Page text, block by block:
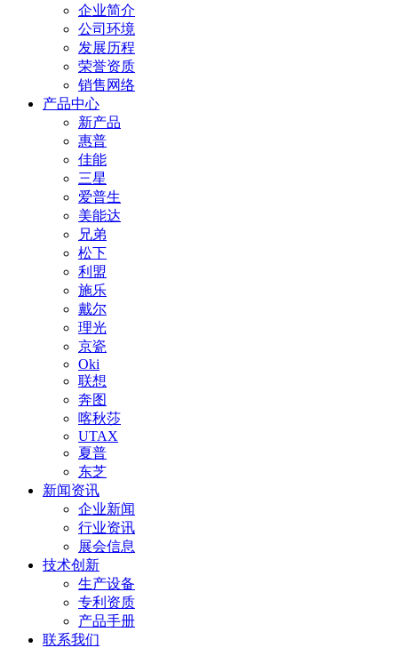
企业简介
公司环境
发展历程
荣誉资质
销售网络
产品中心
新产品
惠普
佳能
三星
爱普生
美能达
兄弟
松下
利盟
施乐
戴尔
理光
京瓷
Oki
联想
奔图
喀秋莎
UTAX
夏普
东芝
新闻资讯
企业新闻
行业资讯
展会信息
技术创新
生产设备
专利资质
产品手册
联系我们